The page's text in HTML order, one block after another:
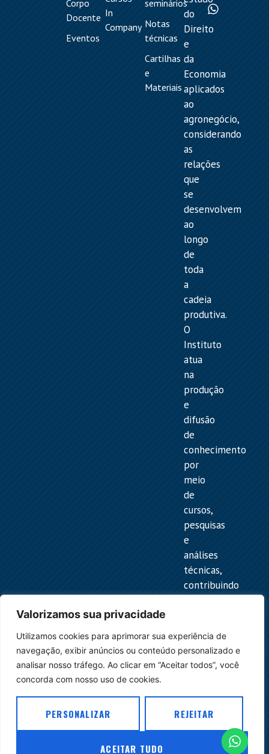
Valorizamos sua privacidade
Utilizamos cookies para aprimorar sua experiência de
navegação, exibir anúncios ou conteúdo personalizado e
analisar nosso tráfego. Ao clicar em “Aceitar todos”, você
concorda com nosso uso de cookies.
PERSONALIZAR REJEITAR
ACEITAR TUDO
Corpo
Docente
Eventos
In
Company
seminários
Notas
técnicas
Cartilhas
e
Materiais
do
Direito
e
da
Economia
aplicados
ao
agronegócio,
considerando
as
relações
que
se
desenvolvem
ao
longo
de
toda
a
cadeia
produtiva.
O
Instituto
atua
na
produção
e
difusão
de
conhecimento
por
meio
de
cursos,
pesquisas
e
análises
técnicas,
contribuindo
melhor
compreensão
das
o
desenvolvimento